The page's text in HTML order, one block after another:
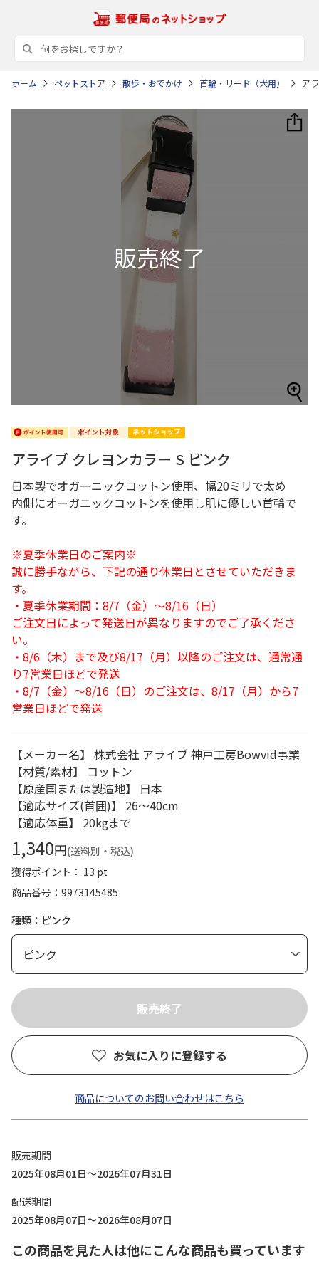
ホーム ペットストア 散歩・おでかけ 首輪・リード（犬用） ア
アライブ クレヨンカラー S ピンク
日本製でオガーニックコットン使用、幅20ミリで太め
内側にオーガニックコットンを使用し肌に優しい首輪で
す。
※夏季休業日のご案内※
誠に勝手ながら、下記の通り休業日とさせていただきま
す。
・夏季休業期間：8/7（金）～8/16（日）
ご注文日によって発送日が異なりますのでご了承くださ
い。
・8/6（木）まで及び8/17（月）以降のご注文は、通常通
り7営業日ほどで発送
・8/7（金）～8/16（日）のご注文は、8/17（月）から7
営業日ほどで発送
【メーカー名】 株式会社 アライブ 神戸工房Bowvid事業
【材質/素材】 コットン
【原産国または製造地】 日本
【適応サイズ(首囲)】 26～40cm
【適応体重】 20kgまで
1,340円(送料別・税込)
獲得ポイント： 13 pt
商品番号
9973145485
種類：ピンク
お気に入りに登録する
商品についてのお問い合わせはこちら
販売期間
2025年08月01日～2026年07月31日
配送期間
2025年08月07日～2026年08月07日
この商品を見た人は他にこんな商品も買っています